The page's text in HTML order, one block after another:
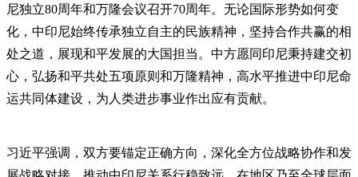
尼独立80周年和万隆会议召开70周年。无论国际形势如何变
化，中印尼始终传承独立自主的民族精神，坚持合作共赢的相
处之道，展现和平发展的大国担当。中方愿同印尼秉持建交初
心，弘扬和平共处五项原则和万隆精神，高水平推进中印尼命
运共同体建设，为人类进步事业作出应有贡献。
习近平强调，双方要锚定正确方向，深化全方位战略协作和发